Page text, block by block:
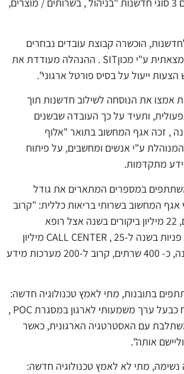
הוכשרה קבוצת עובדים נבחרים
לחשיבה יצירתית והמצאתית ע"י מכוןSIT . ההנהלה מעודדת את
ייעול על בסיס פורטל ארגוני".
אמצו את הנוסחה לשילוב חדשנות תוך
ותעיד על כך העובדה שבשנים
, זכה אגף המחשוב בתואר "אלוף
ע"י אנשים ומחשבים, על פיתוח
מתקדמות.
במספרים המתארים את גודל
המחשוב בשרותי בריאות כללית: "קרוב
ל- 40,000 מועסקים, 22 מיליון ביקורים בשנה אצל רופא
המשפחה, 15 מיליון פניות בשנה ל-CALL CENTER , 25 מיליון
דגימות מעבדה בשנה, כ- 400 שרתים, קרוב ל-200 מערכות מידע
בתובנות, מתי לאמץ טכנולוגיה חדשה:
"כאשר הפתרון מוכח כבעל ערך משמעותי לארגון במסגרת POC ,
עם האסטרטגיה הארגונית, כאשר
אותה".
נשימה, מתי לא לאמץ טכנולוגיה חדשה: